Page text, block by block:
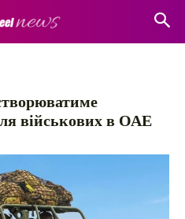
військових в ОАЕ